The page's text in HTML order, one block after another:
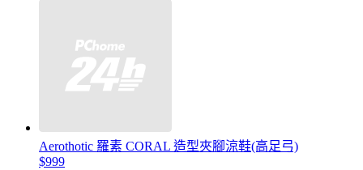
Aerothotic 羅素 CORAL 造型夾腳涼鞋(高足弓)
$999